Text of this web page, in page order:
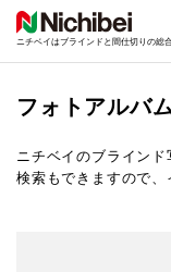
ニチベイはブラインドと間仕切りの総
フォトアルバ
ニチベイのブラインド
検索もできますので、